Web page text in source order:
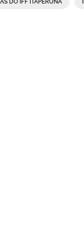
DO IFF ITAPERUNA